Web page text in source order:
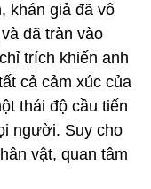
khán giả đã vô
đã tràn vào
trích khiến anh
cả cảm xúc của
thái độ cầu tiến
người. Suy cho
vật, quan tâm